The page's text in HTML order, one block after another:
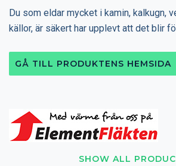
SHOW ALL
Du som eldar mycket i kamin, kalkugn,
källor, är säkert har upplevt att det blir
GÅ TILL PRODUKTENS HEMSIDA